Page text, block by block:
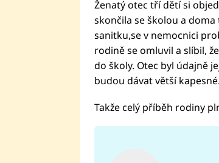
Ženatý otec tří dětí si
skončila se školou a
sanitku,se v nemocnici
rodině se omluvil a slíbil,
do školy. Otec byl údajně
budou dávat větší kapesné.
Takže celý příběh rodiny